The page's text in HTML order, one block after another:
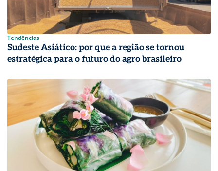
Tendências
Sudeste Asiático: por que a região se tornou
estratégica para o futuro do agro brasileiro